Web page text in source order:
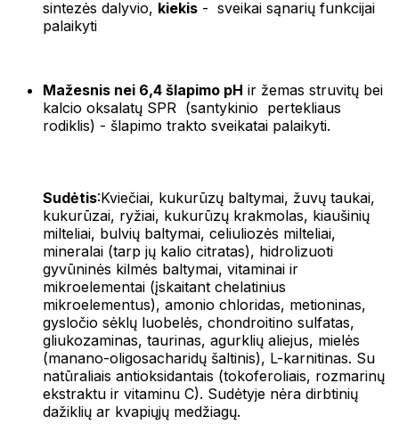
sintezės dalyvio, kiekis - sveikai sąnarių funkcijai
palaikyti
Mažesnis nei 6,4 šlapimo pH ir žemas struvitų bei
kalcio oksalatų SPR (santykinio pertekliaus
rodiklis) - šlapimo trakto sveikatai palaikyti.
Sudėtis:Kviečiai, kukurūzų baltymai, žuvų taukai,
kukurūzai, ryžiai, kukurūzų krakmolas, kiaušinių
milteliai, bulvių baltymai, celiuliozės milteliai,
mineralai (tarp jų kalio citratas), hidrolizuoti
gyvūninės kilmės baltymai, vitaminai ir
mikroelementai (įskaitant chelatinius
mikroelementus), amonio chloridas, metioninas,
gysločio sėklų luobelės, chondroitino sulfatas,
gliukozaminas, taurinas, agurklių aliejus, mielės
(manano-oligosacharidų šaltinis), L-karnitinas. Su
natūraliais antioksidantais (tokoferoliais, rozmarinų
ekstraktu ir vitaminu C). Sudėtyje nėra dirbtinių
dažiklių ar kvapiųjų medžiagų.